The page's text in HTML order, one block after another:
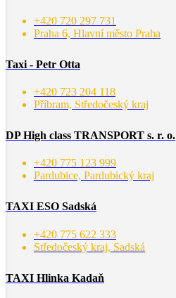
+420 720 297 731
Praha 6, Hlavní město Praha
Taxi - Petr Otta
+420 723 204 118
Příbram, Středočeský kraj
DP High class TRANSPORT s. r. o.
+420 775 123 999
Pardubice, Pardubický kraj
TAXI ESO Sadská
+420 775 622 333
Středočeský kraj, Sadská
TAXI Hlinka Kadaň